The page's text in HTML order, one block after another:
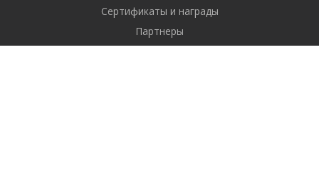
Сертификаты и награды
Партнеры